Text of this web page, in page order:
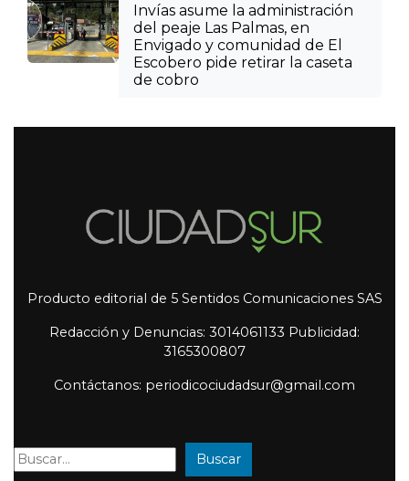
Invías asume la administración
del peaje Las Palmas, en
Envigado y comunidad de El
Escobero pide retirar la caseta
de cobro
Producto editorial de 5 Sentidos Comunicaciones SAS
Redacción y Denuncias: 3014061133 Publicidad:
3165300807
Contáctanos: periodicociudadsur@gmail.com
Buscar: Buscar